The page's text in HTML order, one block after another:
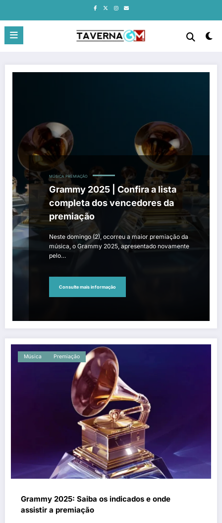
o
conteúdo
MÚSICA PREMIAÇÃO
Grammy 2025 | Confira a lista
completa dos vencedores da
premiação
Neste domingo (2), ocorreu a maior premiação da
música, o Grammy 2025, apresentado novamente
pelo…
Consulte mais informação
Música Premiação
Grammy 2025: Saiba os indicados e onde
assistir a premiação